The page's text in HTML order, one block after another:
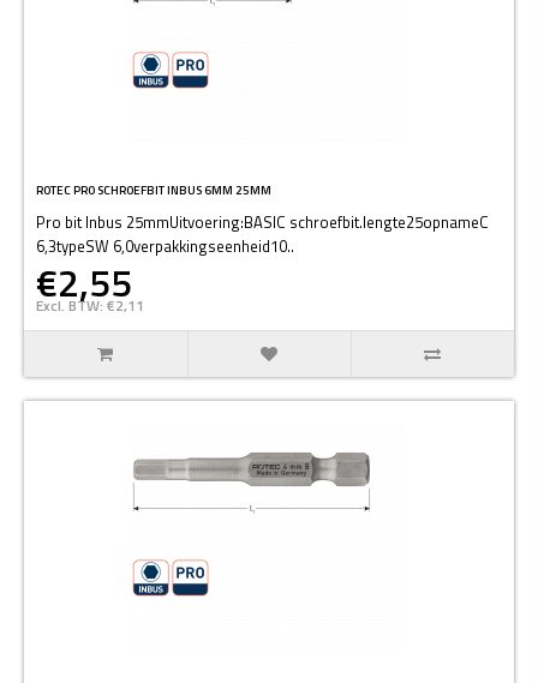
ROTEC PRO SCHROEFBIT INBUS 6MM 25MM
Pro bit Inbus 25mmUitvoering:BASIC schroefbit.lengte25opnameC
6,3typeSW 6,0verpakkingseenheid10..
€2,55
Excl. BTW: €2,11